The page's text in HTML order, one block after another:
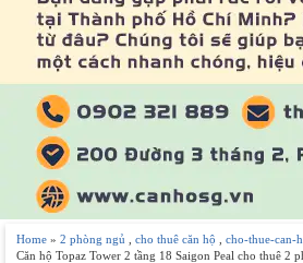
Home » 2 phòng ngủ cho thuê căn hộ cho-thue-can-
Căn hộ Topaz Tower 2 tầng 18 Saigon Peal cho thuê 2